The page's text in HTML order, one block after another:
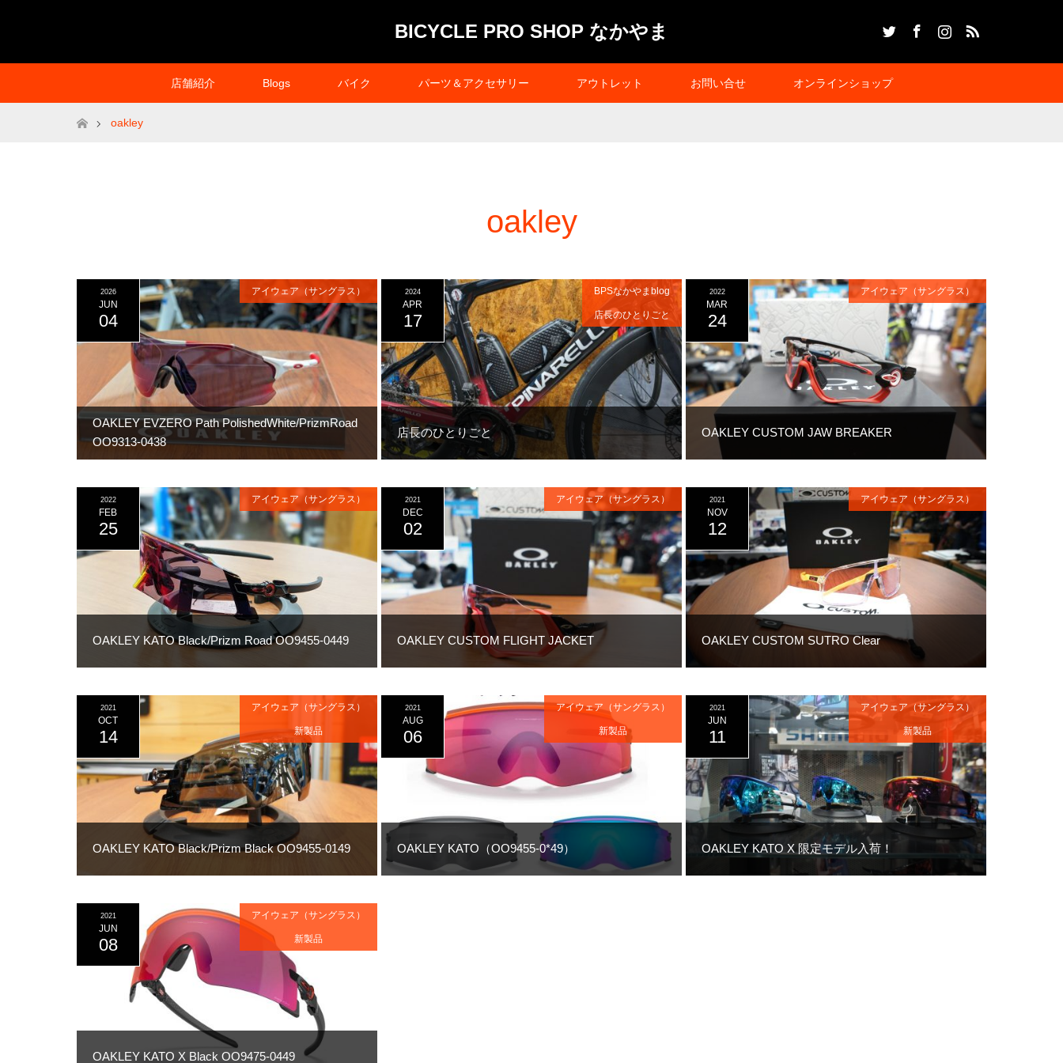
BICYCLE PRO SHOP なかやま
店舗紹介 Blogs バイク パーツ＆アクセサリー アウトレット お問い合せ オンラインショップ
ホームoakley
oakley
OAKLEY EVZERO Path PolishedWhite/PrizmRoad
OO9313-0438
2026
JUN
04
アイウェア（サングラス）
店長のひとりごと
2024
APR
17
BPSなかやまblog
店長のひとりごと
OAKLEY CUSTOM JAW BREAKER
2022
MAR
24
アイウェア（サングラス）
OAKLEY KATO Black/Prizm Road OO9455-0449
2022
FEB
25
アイウェア（サングラス）
OAKLEY CUSTOM FLIGHT JACKET
2021
DEC
02
アイウェア（サングラス）
OAKLEY CUSTOM SUTRO Clear
2021
NOV
12
アイウェア（サングラス）
OAKLEY KATO Black/Prizm Black OO9455-0149
2021
OCT
14
アイウェア（サングラス）
新製品
OAKLEY KATO（OO9455-0*49）
2021
AUG
06
アイウェア（サングラス）
新製品
OAKLEY KATO X 限定モデル入荷！
2021
JUN
11
アイウェア（サングラス）
新製品
OAKLEY KATO X Black OO9475-0449
2021
JUN
08
アイウェア（サングラス）
新製品